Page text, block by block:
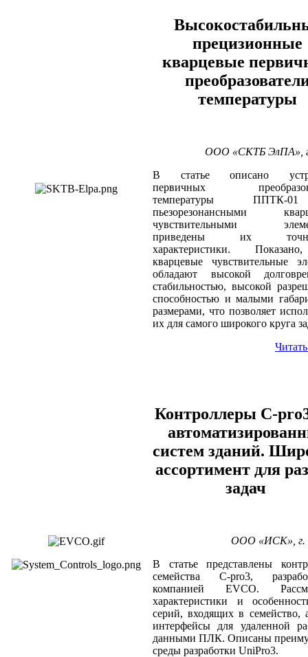
прецизионные
кварцевые
температуры
ООО «СКТБ ЭлПА»,
В статье описано
первичных
температуры
пьезорезонансными
чувствительными
приведены их
характеристики.
кварцевые чувствительные
обладают высокой
стабильностью, высокой
способностью и малыми
размерами, что позволяет
их для самого широкого круга
Контроллеры C-
систем зданий.
ассортимент для
задач
ООО «ИСК», г.
В статье представлены
семейства C-pro3,
компанией EVCO.
характеристики и
серий, входящих в семейство,
интерфейсы для удаленной
данными ПЛК. Описаны
среды разработки UniPro3.